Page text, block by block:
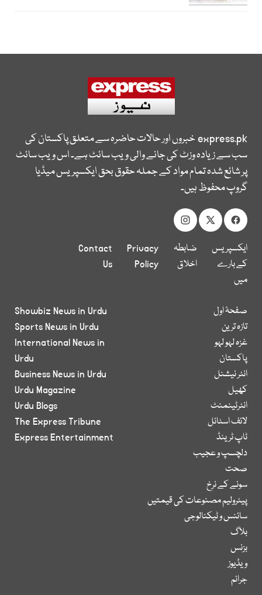
express.pkخبروں اور حالات حاضرہ سے متعلق پاکستان کی
سب سے زیادہ وزٹ کی جانے والی ویب سائٹ ہے۔ اس ویب سائٹ
پر شائع شدہ تمام مواد کے جملہ حقوق بحق ایکسپریس میڈیا
گروپ محفوظ ہیں۔
ایکسپریس
کے بارے
میں
ضابطہ
اخلاق
Privacy
Policy
Contact
Us
صفحۂ اول
تازہ ترین
غزہ لہو لہو
پاکستان
انٹر نیشنل
کھیل
انٹرٹینمنٹ
لائف اسٹائل
ٹاپ ٹرینڈ
دلچسپ و عجیب
صحت
سونے کے نرخ
پیٹرولیم مصنوعات کی قیمتیں
سائنس و ٹیکنالوجی
بلاگ
بزنس
ویڈیوز
جرائم
Showbiz News in Urdu
Sports News in Urdu
International News in
Urdu
Business News in Urdu
Urdu Magazine
Urdu Blogs
The Express Tribune
Express Entertainment